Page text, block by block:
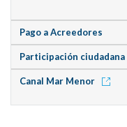
Pago a Acreedores
Participación ciudadana
Canal Mar Menor